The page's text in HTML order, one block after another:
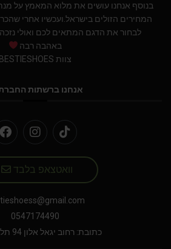
בנוסף אנחנו עושים את מלוא המאמץ על
המחירים הזולים בישראל.ועכשיו אחרי
לבחור את הדגם המתאים לכם ואולי
באהבה רבה
צוות BESTIESHOES
אנחנו ברשתות
וואטצאפ בלבד
0547174490
כתובת: רחוב יגאל אלון 94 תל אביב יפו